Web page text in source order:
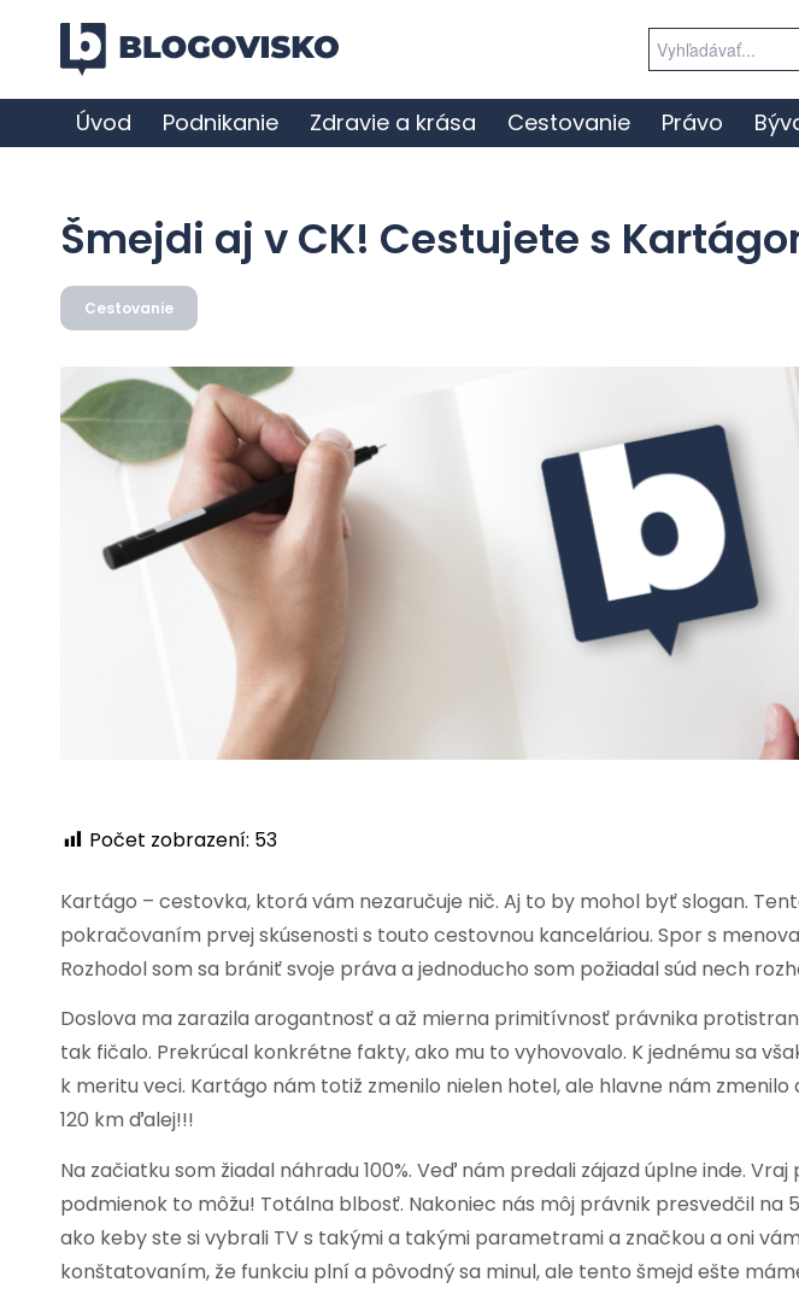
Úvod Podnikanie Zdravie a krása Cestovanie Právo
Šmejdi aj v CK! Cestujete s
Cestovanie
Počet zobrazení: 53
Kartágo – cestovka, ktorá vám nezaručuje nič. Aj to by mohol byť slogan.
pokračovaním prvej skúsenosti s touto cestovnou kanceláriou. Spor s
Rozhodol som sa brániť svoje práva a jednoducho som požiadal súd nech
Doslova ma zarazila arogantnosť a až mierna primitívnosť právnika
tak fičalo. Prekrúcal konkrétne fakty, ako mu to vyhovovalo. K jednému sa
k meritu veci. Kartágo nám totiž zmenilo nielen hotel, ale hlavne nám zmenilo
120 km ďalej!!!
Na začiatku som žiadal náhradu 100%. Veď nám predali zájazd úplne inde.
podmienok to môžu! Totálna blbosť. Nakoniec nás môj právnik presvedčil na
ako keby ste si vybrali TV s takými a takými parametrami a značkou a oni
konštatovaním, že funkciu plní a pôvodný sa minul, ale tento šmejd ešte